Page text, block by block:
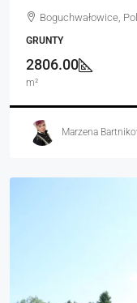
Boguchwałowice,
GRUNTY
2806.00
m²
Marzena